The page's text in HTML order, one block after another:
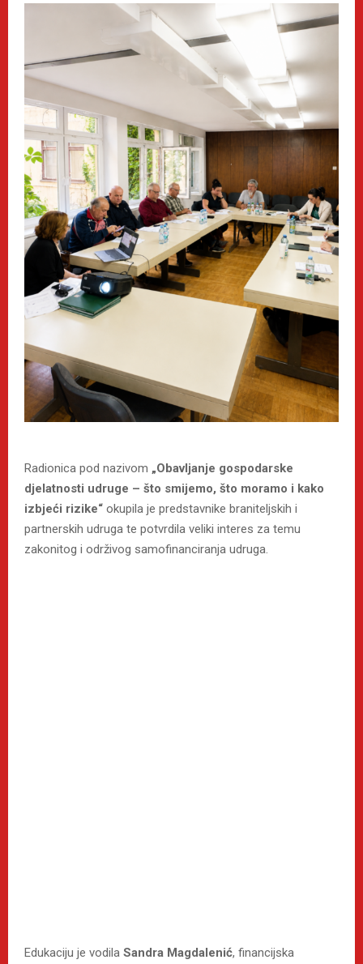
Radionica pod nazivom „Obavljanje gospodarske
djelatnosti udruge – što smijemo, što moramo i kako
izbjeći rizike“ okupila je predstavnike braniteljskih i
partnerskih udruga te potvrdila veliki interes za temu
zakonitog i održivog samofinanciranja udruga.
Edukaciju je vodila Sandra Magdalenić, financijska